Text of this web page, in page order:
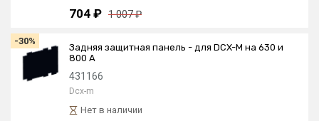
704 ₽ 1 007 ₽
-30%
Задняя защитная панель - для DCX-М на 630 и
800 А
431166
Dcx-m
Нет в наличии